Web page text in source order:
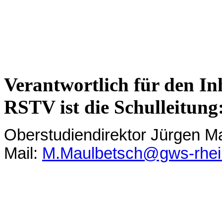
Verantwortlich für den
RSTV ist die
Oberstudiendirektor Jürgen
Mail: M.Maulbetsch@gws-